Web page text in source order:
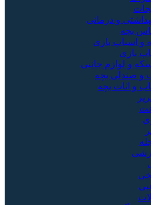
و درمانی
بچه
و اسباب بازی
بازی
و لوازم جانبی
و صندلی بچه
و اثاث بچه